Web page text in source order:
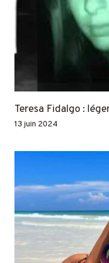
Teresa Fidalgo :
13 juin 2024